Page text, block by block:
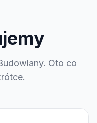
Oto co